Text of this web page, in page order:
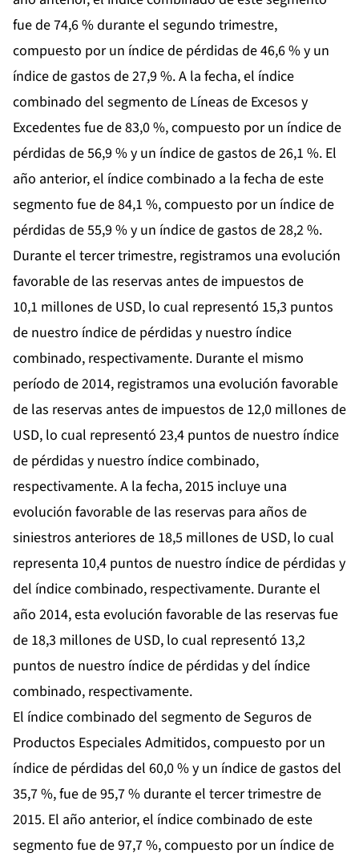
fue de 74,6 % durante el segundo trimestre,
compuesto por un índice de pérdidas de 46,6 % y un
índice de gastos de 27,9 %. A la fecha, el índice
combinado del segmento de Líneas de Excesos y
Excedentes fue de 83,0 %, compuesto por un índice de
pérdidas de 56,9 % y un índice de gastos de 26,1 %. El
año anterior, el índice combinado a la fecha de este
segmento fue de 84,1 %, compuesto por un índice de
pérdidas de 55,9 % y un índice de gastos de 28,2 %.
Durante el tercer trimestre, registramos una evolución
favorable de las reservas antes de impuestos de
10,1 millones de USD, lo cual representó 15,3 puntos
de nuestro índice de pérdidas y nuestro índice
combinado, respectivamente. Durante el mismo
período de 2014, registramos una evolución favorable
de las reservas antes de impuestos de 12,0 millones de
USD, lo cual representó 23,4 puntos de nuestro índice
de pérdidas y nuestro índice combinado,
respectivamente. A la fecha, 2015 incluye una
evolución favorable de las reservas para años de
siniestros anteriores de 18,5 millones de USD, lo cual
representa 10,4 puntos de nuestro índice de pérdidas y
del índice combinado, respectivamente. Durante el
año 2014, esta evolución favorable de las reservas fue
de 18,3 millones de USD, lo cual representó 13,2
puntos de nuestro índice de pérdidas y del índice
combinado, respectivamente.
El índice combinado del segmento de Seguros de
Productos Especiales Admitidos, compuesto por un
índice de pérdidas del 60,0 % y un índice de gastos del
35,7 %, fue de 95,7 % durante el tercer trimestre de
2015. El año anterior, el índice combinado de este
segmento fue de 97,7 %, compuesto por un índice de